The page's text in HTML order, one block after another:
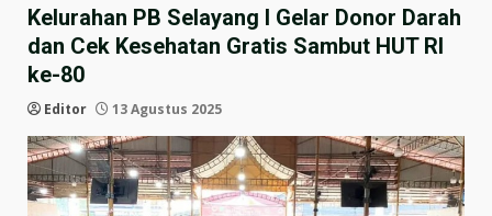
Kelurahan PB Selayang I Gelar Donor Darah
dan Cek Kesehatan Gratis Sambut HUT RI
ke-80
Editor 13 Agustus 2025